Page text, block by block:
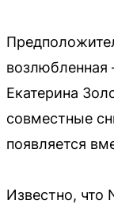
возлюбленная
Екатерина
совместные
появляется
Известно, что